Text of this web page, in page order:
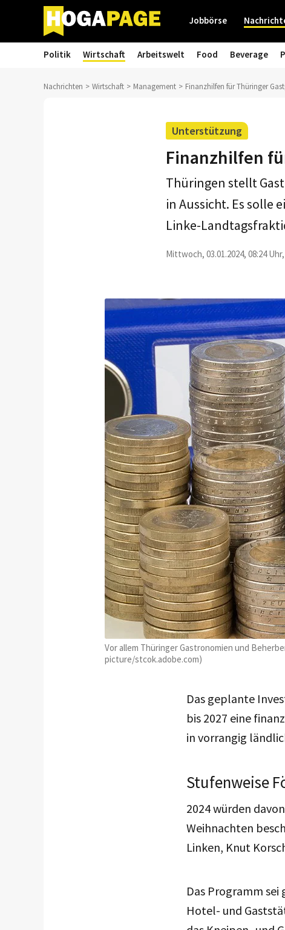
Jobbörse
Politik Wirtschaft Arbeitswelt Food Beverage
Nachrichten Wirtschaft Management Finanzhilfen für Thüringer
Unterstützung
Finanzhilfen
Vor allem Thüringer Gastronomien und
picture/stcok.adobe.com)
Thüringen stellt
in Aussicht. Es solle
Linke-
Mittwoch, 03.01.2024, 08:24
Das geplante
bis 2027 eine
in vorrangig
Stufenweise
2024 würden
Weihnachten
Linken, Knut
Das Programm
Hotel- und